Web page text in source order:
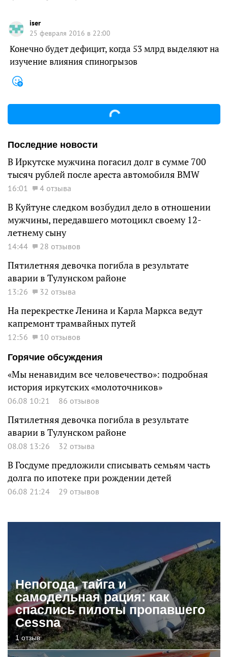
iser
25 февраля 2016 в 22:00
Конечно будет дефицит, когда 53 млрд выделяют на
изучение влияния спиногрызов
Последние новости
В Иркутске мужчина погасил долг в сумме 700
тысяч рублей после ареста автомобиля BMW
16:01 4 отзыва
В Куйтуне следком возбудил дело в отношении
мужчины, передавшего мотоцикл своему 12-
летнему сыну
14:44 28 отзывов
Пятилетняя девочка погибла в результате
аварии в Тулунском районе
13:26 32 отзыва
На перекрестке Ленина и Карла Маркса ведут
капремонт трамвайных путей
12:56
10 отзывов
Горячие обсуждения
«Мы ненавидим все человечество»: подробная
история иркутских «молоточников»
06.08 10:21 86 отзывов
Пятилетняя девочка погибла в результате
аварии в Тулунском районе
08.08 13:26 32 отзыва
В Госдуме предложили списывать семьям часть
долга по ипотеке при рождении детей
06.08 21:24 29 отзывов
Непогода, тайга и
самодельная рация: как
спаслись пилоты пропавшего
Cessna
1 отзыв